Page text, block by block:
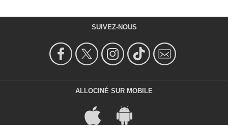
SUIVEZ-NOUS
ALLOCINÉ SUR MOBILE